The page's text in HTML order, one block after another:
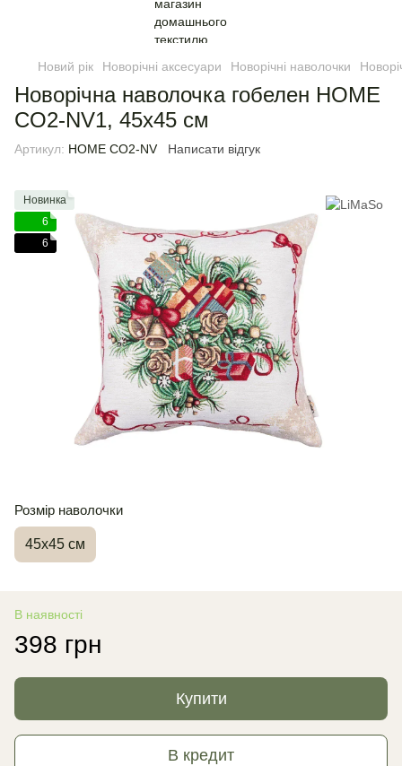
Новий рік Новорічні аксесуари Новорічні наволочки
Новорічна наволочка гобелен HOME
CO2-NV1, 45х45 см
Артикул: HOME CO2-NV Написати відгук
Новинка
6
6
Розмір наволочки
45х45 см
В наявності
398 грн
Купити
В кредит